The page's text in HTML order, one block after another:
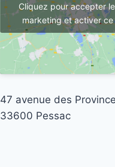
Cliquez pour accepter
marketing et activer
47 avenue des
33600 Pessac